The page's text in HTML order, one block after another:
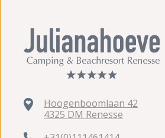
Hoogenboomlaan 42
4325 DM Renesse